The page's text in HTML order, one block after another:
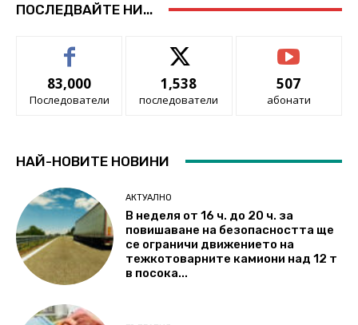
ПОСЛЕДВАЙТЕ НИ...
83,000
Последователи
1,538
последователи
507
абонати
НАЙ-НОВИТЕ НОВИНИ
АКТУАЛНО
В неделя от 16 ч. до 20 ч. за
повишаване на безопасността ще
се ограничи движението на
тежкотоварните камиони над 12 т
в посока...